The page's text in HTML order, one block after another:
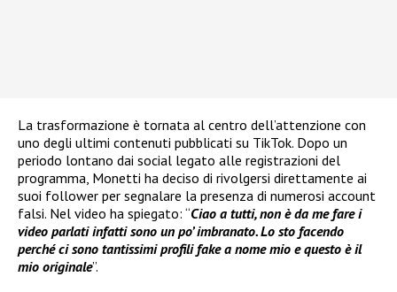
La trasformazione è tornata al centro dell’attenzione con
uno degli ultimi contenuti pubblicati su TikTok. Dopo un
periodo lontano dai social legato alle registrazioni del
programma, Monetti ha deciso di rivolgersi direttamente ai
suoi follower per segnalare la presenza di numerosi account
falsi. Nel video ha spiegato: “Ciao a tutti, non è da me fare i
video parlati infatti sono un po’ imbranato. Lo sto facendo
perché ci sono tantissimi profili fake a nome mio e questo è il
mio originale”.